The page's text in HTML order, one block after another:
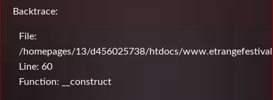
Backtrace:
File:
/homepages/13/d456025738/htdocs/
Line: 60
Function: __construct